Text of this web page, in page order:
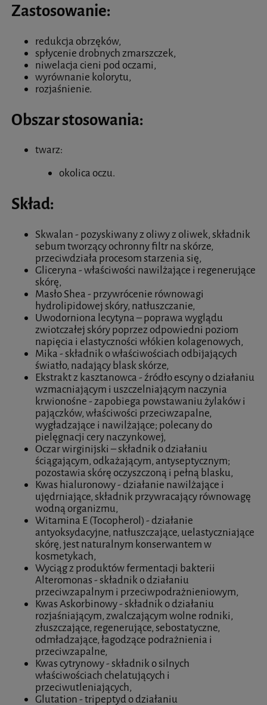
Zastosowanie:
redukcja obrzęków,
spłycenie drobnych zmarszczek,
niwelacja cieni pod oczami,
wyrównanie kolorytu,
rozjaśnienie.
Obszar stosowania:
twarz:
okolica oczu.
Skład:
Skwalan - pozyskiwany z oliwy z oliwek, składnik
sebum tworzący ochronny filtr na skórze,
przeciwdziała procesom starzenia się,
Gliceryna - właściwości nawilżające i regenerujące
skórę,
Masło Shea - przywrócenie równowagi
hydrolipidowej skóry, natłuszczanie,
Uwodorniona lecytyna – poprawa wyglądu
zwiotczałej skóry poprzez odpowiedni poziom
napięcia i elastyczności włókien kolagenowych,
Mika - składnik o właściwościach odbijających
światło, nadający blask skórze,
Ekstrakt z kasztanowca - źródło escyny o działaniu
wzmacniającym i uszczelniającym naczynia
krwionośne - zapobiega powstawaniu żylaków i
pajączków, właściwości przeciwzapalne,
wygładzające i nawilżające; polecany do
pielęgnacji cery naczynkowej,
Oczar wirginijski – składnik o działaniu
ściągającym, odkażającym, antyseptycznym;
pozostawia skórę oczyszczoną i pełną blasku,
Kwas hialuronowy - działanie nawilżające i
ujędrniające, składnik przywracający równowagę
wodną organizmu,
Witamina E (Tocopherol) - działanie
antyoksydacyjne, natłuszczające, uelastyczniające
skórę, jest naturalnym konserwantem w
kosmetykach,
Wyciąg z produktów fermentacji bakterii
Alteromonas - składnik o działaniu
przeciwzapalnym i przeciwpodrażnieniowym,
Kwas Askorbinowy - składnik o działaniu
rozjaśniającym, zwalczającym wolne rodniki,
złuszczające, regenerujące, sebostatyczne,
odmładzające, łagodzące podrażnienia i
przeciwzapalne,
Kwas cytrynowy - składnik o silnych
właściwościach chelatujących i
przeciwutleniających,
Glutation - tripeptyd o działaniu